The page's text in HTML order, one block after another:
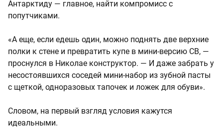
Антарктиду — главное, найти компромисс с
попутчиками.
«А еще, если едешь один, можно поднять две верхние
полки к стене и превратить купе в мини-версию СВ, —
проснулся в Николае конструктор. — И даже забрать у
несостоявшихся соседей мини-набор из зубной пасты
с щеткой, одноразовых тапочек и ложек для обуви».
Словом, на первый взгляд условия кажутся
идеальными.